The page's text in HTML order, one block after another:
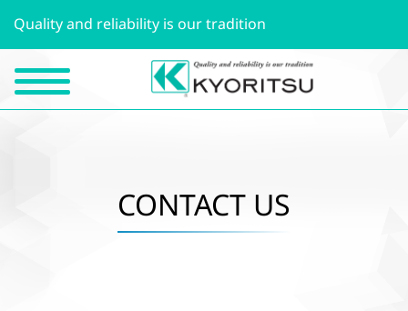
Quality and reliability is our tradition
CONTACT US